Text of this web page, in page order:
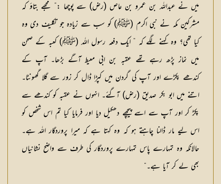
میں نے عبداللہ بن عمرو بن عاص (رض) سے پوچھا :” مجھے بتاؤ کہ
مشرکین مکہ نے نبی اکرم (ﷺ) کو سب سے زیادہ جو تکلیف دی وہ
کیا تھی؟ وہ کہنے لگے کہ ” ایک دفعہ رسول اللہ (ﷺ) کعبہ کے صحن
میں نماز پڑھ رہے تھے عقبہ بن ابی معیط آگے بڑھا۔ آپ کے
کندھے پکڑے اور آپ کی گردن میں کپڑا ڈال کر زور سے گلا گھونٹا۔
اتنے میں ابو بکر صدیق (رض) آگئے۔ انہوں نے عقبہ کو کندھے سے
پکڑ کر اور آپ سے اسے پیچھے دھکیل دیا اور فرمایا کیا تم اس شخص کو
اس لیے مار ڈالنا چاہتے ہو کہ وہ کہتا ہے کہ میرا پروردگار اللہ ہے۔
حالانکہ وہ تمہارے پاس تمہارے پروردگار کی طرف سے واضح نشانیاں
بھی لے کر آیا ہے۔“